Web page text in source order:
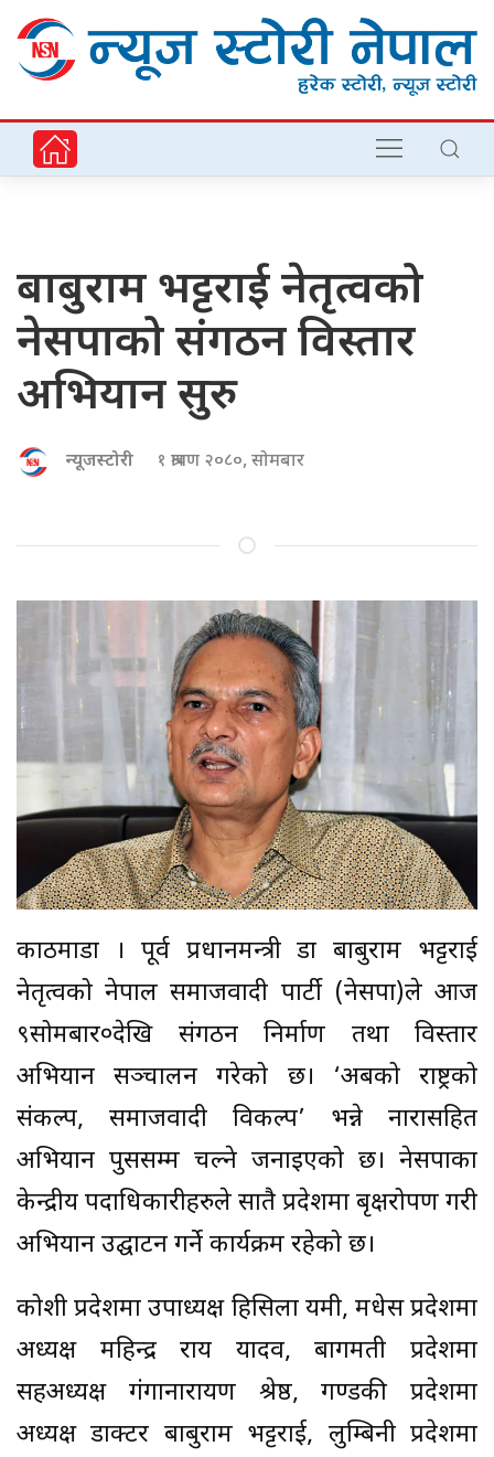
बाबुराम भट्टराई नेतृत्वको
नेसपाको संगठन विस्तार
अभियान सुरु
न्यूजस्टोरी १ श्रावण २०८०, सोमबार
काठमाडौं । पूर्व प्रधानमन्त्री डा बाबुराम भट्टराई
नेतृत्वको नेपाल समाजवादी पार्टी (नेसपा)ले आज
९सोमबार०देखि संगठन निर्माण तथा विस्तार
अभियान सञ्चालन गरेको छ। ‘अबको राष्ट्रको
संकल्प, समाजवादी विकल्प’ भन्ने नारासहित
अभियान पुससम्म चल्ने जनाइएको छ। नेसपाका
केन्द्रीय पदाधिकारीहरुले सातै प्रदेशमा बृक्षरोपण गरी
अभियान उद्घाटन गर्ने कार्यक्रम रहेको छ।
कोशी प्रदेशमा उपाध्यक्ष हिसिला यमी, मधेस प्रदेशमा
अध्यक्ष महिन्द्र राय यादव, बागमती प्रदेशमा
सहअध्यक्ष गंगानारायण श्रेष्ठ, गण्डकी प्रदेशमा
अध्यक्ष डाक्टर बाबुराम भट्टराई, लुम्बिनी प्रदेशमा